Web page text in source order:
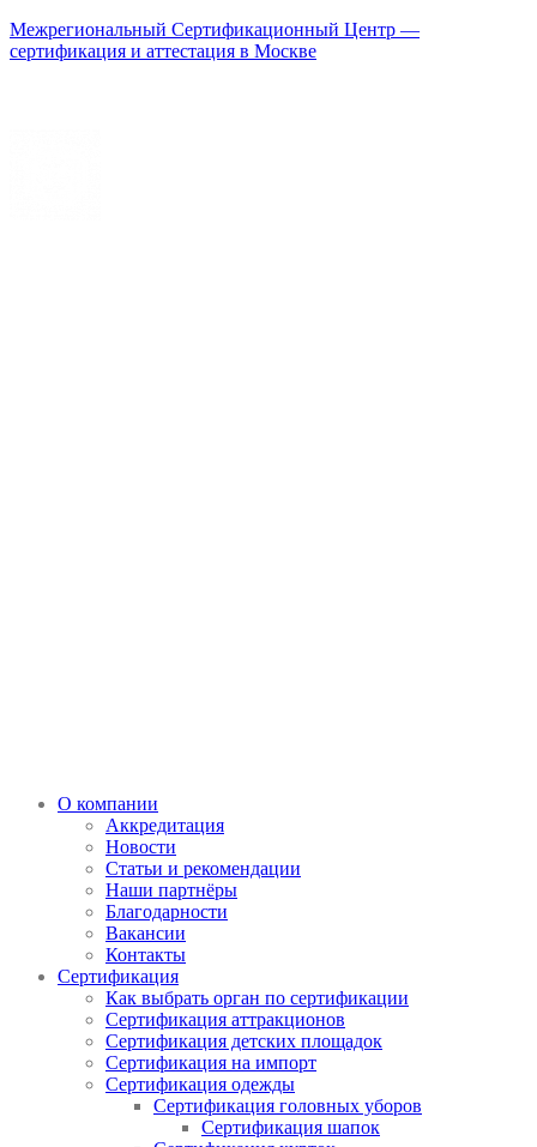
Межрегиональный Сертификационный Центр —
сертификация и аттестация в Москве
О компании
Аккредитация
Новости
Статьи и рекомендации
Наши партнёры
Благодарности
Вакансии
Контакты
Сертификация
Как выбрать орган по сертификации
Сертификация аттракционов
Сертификация детских площадок
Сертификация на импорт
Сертификация одежды
Сертификация головных уборов
Сертификация шапок